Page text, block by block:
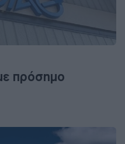
πρόσημο